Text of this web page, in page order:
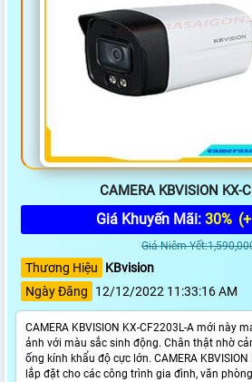
CAMERA KBVISION KX-
Giá Khuyến Mãi: 30%
Giá Niêm
Thương Hiệu
KBvision
Ngày Đăng
12/12/2022 11:33:16 AM
CAMERA KBVISION KX-CF2203L-A mới này
ảnh với màu sắc sinh động. Chân thật nhờ
ống kính khẩu độ cực lớn. CAMERA
lắp đặt cho các công trình gia đình, văn